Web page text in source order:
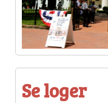
Se loger